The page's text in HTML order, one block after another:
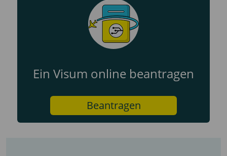
Ein Visum online beantragen
Beantragen